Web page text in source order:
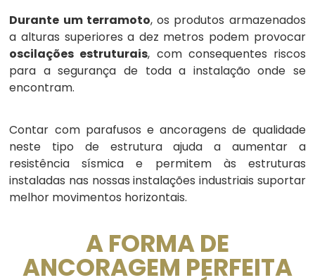
Durante um terramoto, os produtos armazenados
a alturas superiores a dez metros podem provocar
oscilações estruturais, com consequentes riscos
para a segurança de toda a instalação onde se
encontram.
Contar com parafusos e ancoragens de qualidade
neste tipo de estrutura ajuda a aumentar a
resistência sísmica e permitem às estruturas
instaladas nas nossas instalações industriais suportar
melhor movimentos horizontais.
A FORMA DE
ANCORAGEM PERFEITA